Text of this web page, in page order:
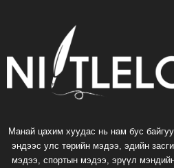
Манай цахим хуудас нь нам бус
эндээс улс төрийн мэдээ, эдийн
мэдээ, спортын мэдээ, эрүүл